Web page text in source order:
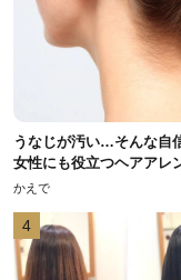
うなじが汚い…そんな自
女性にも役立つヘアアレ
かえで
4